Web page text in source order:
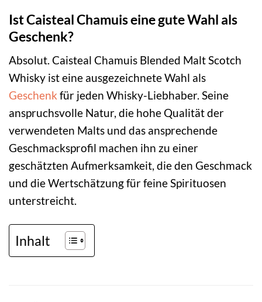
Ist Caisteal Chamuis eine gute Wahl als
Geschenk?
Absolut. Caisteal Chamuis Blended Malt Scotch
Whisky ist eine ausgezeichnete Wahl als
Geschenk für jeden Whisky-Liebhaber. Seine
anspruchsvolle Natur, die hohe Qualität der
verwendeten Malts und das ansprechende
Geschmacksprofil machen ihn zu einer
geschätzten Aufmerksamkeit, die den Geschmack
und die Wertschätzung für feine Spirituosen
unterstreicht.
Inhalt